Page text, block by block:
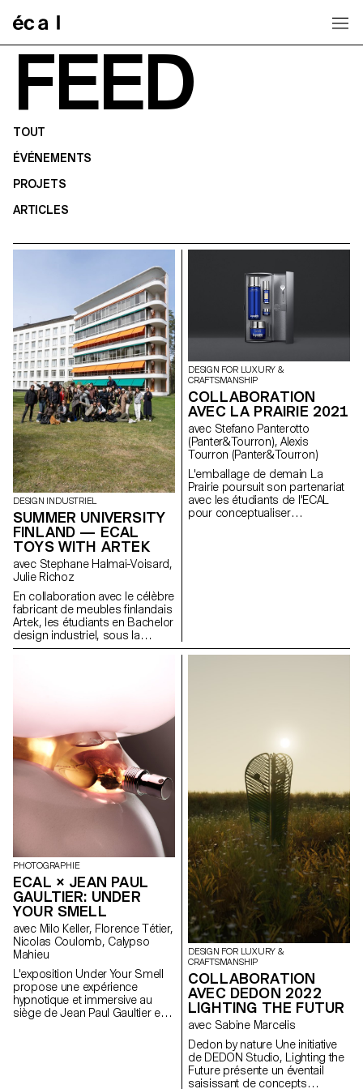
FEED
TOUT
ÉVÉNEMENTS
PROJETS
ARTICLES
DESIGN INDUSTRIEL
SUMMER UNIVERSITY
FINLAND — ECAL
TOYS WITH ARTEK
avec Stephane Halmai-Voisard,
Julie Richoz
En collaboration avec le célèbre
fabricant de meubles finlandais
Artek, les étudiants en Bachelor
design industriel, sous la
direction de la designer Julie
l'esprit d'Artek et de ses
fondateurs, les produits
favorisent une fabrication
responsable et cherchent à
mettre en valeur les matériaux
naturels qui ont servi à produire
DESIGN FOR LUXURY &
CRAFTSMANSHIP
COLLABORATION
AVEC LA PRAIRIE 2021
avec Stefano Panterotto
(Panter&Tourron), Alexis
Tourron (Panter&Tourron)
L'emballage de demain La
Prairie poursuit son partenariat
avec les étudiants de l'ECAL
pour conceptualiser
PHOTOGRAPHIE
ECAL × JEAN PAUL
GAULTIER: UNDER
YOUR SMELL
avec Milo Keller, Florence Tétier,
Nicolas Coulomb, Calypso
Mahieu
L'exposition Under Your Smell
propose une expérience
hypnotique et immersive au
siège de Jean Paul Gaultier en
DESIGN FOR LUXURY &
CRAFTSMANSHIP
COLLABORATION
AVEC DEDON 2022
LIGHTING THE FUTUR
avec Sabine Marcelis
Dedon by nature Une initiative
de DEDON Studio, Lighting the
Future présente un éventail
saisissant de concepts